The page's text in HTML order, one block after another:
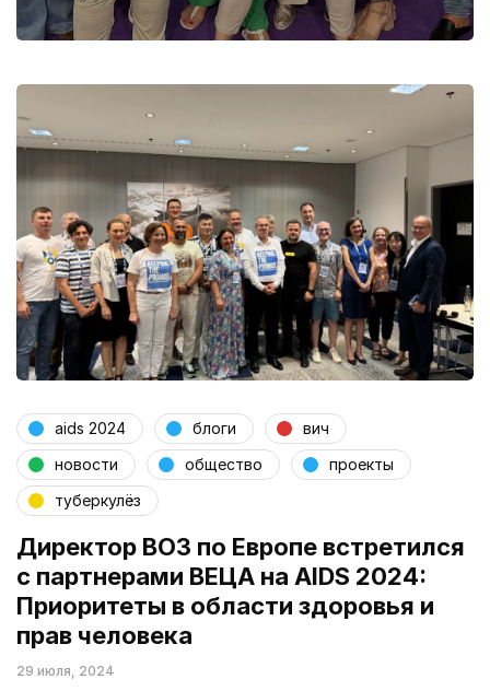
aids 2024 блоги
вич
новости
общество
проекты
туберкулёз
Директор ВОЗ по Европе встретился
с партнерами ВЕЦА на AIDS 2024:
Приоритеты в области здоровья и
прав человека
29 июля, 2024